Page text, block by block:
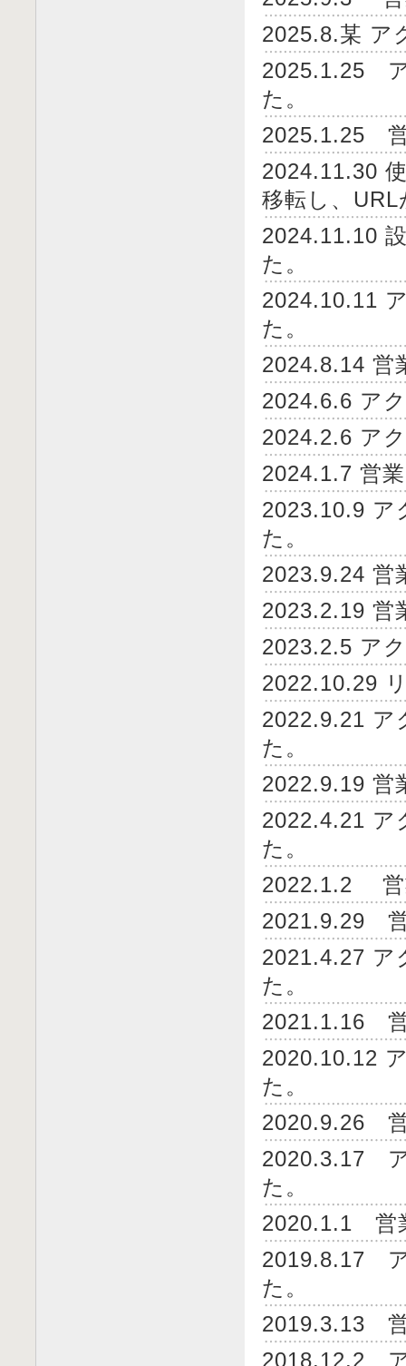
2025.8.某 ア
2025.1.25
た。
2025.1.25
2024.11.30
移転し、
2024.11.10
た。
2024.10.11
た。
2024.8.14 営
2024.6.6 ア
2024.2.6 ア
2024.1.7 営
2023.10.9 ア
た。
2023.9.24 営
2023.2.19 営
2023.2.5 ア
2022.10.29
2022.9.21 ア
た。
2022.9.19 営
2022.4.21 ア
た。
2022.1.2 営
2021.9.29
2021.4.27 ア
た。
2021.1.16
2020.10.12
た。
2020.9.26
2020.3.17
た。
2020.1.1 営
2019.8.17
た。
2019.3.13
2018.12.2